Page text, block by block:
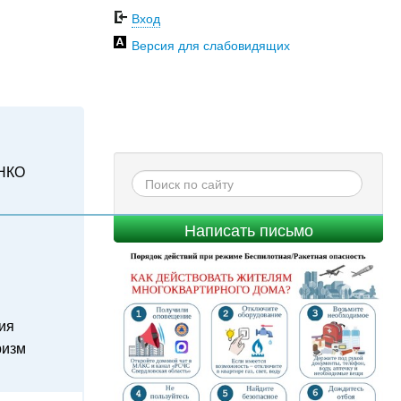
Вход
Версия для слабовидящих
Написать письмо